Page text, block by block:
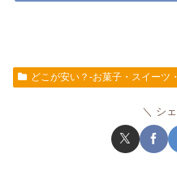
どこが安い？-お菓子・スイーツ
シ